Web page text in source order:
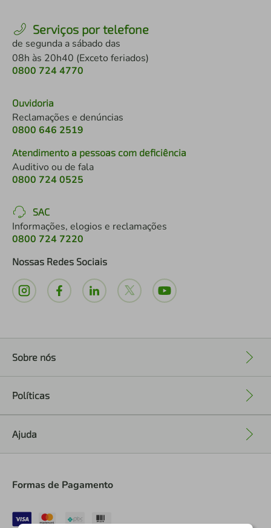
Serviços por telefone
de segunda a sábado das
08h às 20h40 (Exceto feriados)
0800 724 4770
Ouvidoria
Reclamações e denúncias
0800 646 2519
Atendimento a pessoas com deficiência
Auditivo ou de fala
0800 724 0525
SAC
Informações, elogios e reclamações
0800 724 7220
Nossas Redes Sociais
Sobre nós
Políticas
Ajuda
Formas de Pagamento